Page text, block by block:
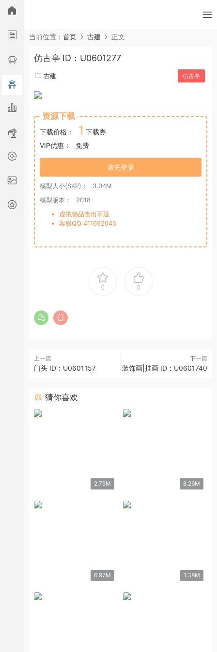
广告舞美 室内单体 室内空间
工程器械 综合
当前位置： 首页 古建 正文
仿古亭 ID：U0601277
古建 仿古亭
资源下载
下载价格： 1 下载券
VIP优惠：
免费
请先登录
模型大小(SKP)：
3.04M
模型版本：
2018
虚拟物品售出不退
客服QQ:411692045
0 0
上一篇
门头 ID：U0601157
下一篇
装饰画|挂画 ID：U0601740
猜你喜欢
2.75M 8.26M
6.97M 1.38M